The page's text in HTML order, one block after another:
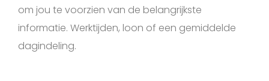
om jou te voorzien van de belangrijkste
informatie. Werktijden, loon of een gemiddelde
dagindeling.